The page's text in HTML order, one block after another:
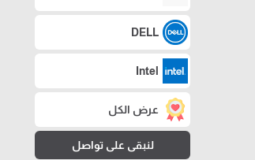
DELL
Intel
عرض الكل
لنبقى على تواصل